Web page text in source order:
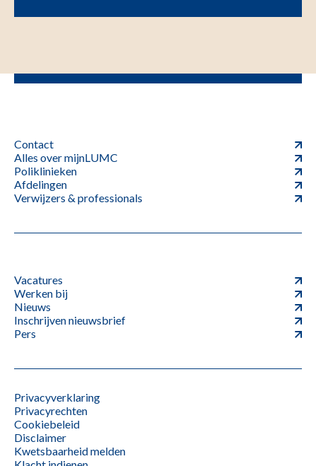
Contact
Alles over mijnLUMC
Poliklinieken
Afdelingen
Verwijzers & professionals
Vacatures
Werken bij
Nieuws
Inschrijven nieuwsbrief
Pers
Privacyverklaring
Privacyrechten
Cookiebeleid
Disclaimer
Kwetsbaarheid melden